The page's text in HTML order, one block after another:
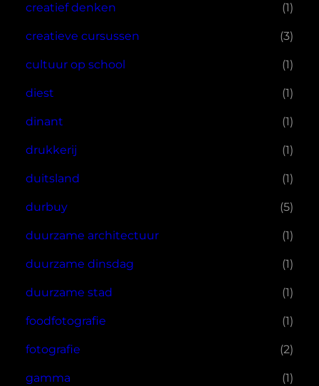
creatief denken (1)
creatieve cursussen (3)
cultuur op school (1)
diest (1)
dinant (1)
drukkerij (1)
duitsland (1)
durbuy (5)
duurzame architectuur (1)
duurzame dinsdag (1)
duurzame stad (1)
foodfotografie (1)
fotografie (2)
gamma (1)